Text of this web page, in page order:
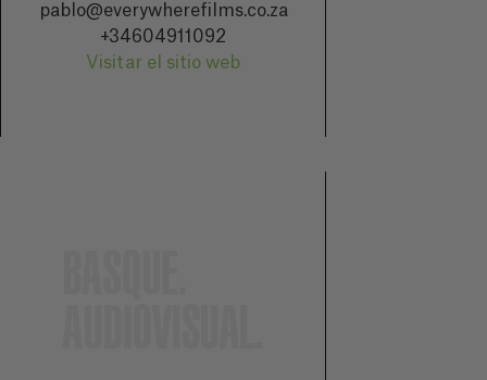
pablo@everywherefilms.co.za
+34604911092
Visitar el sitio web